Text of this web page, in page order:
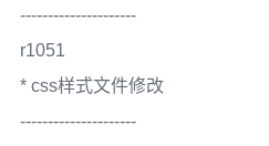
---------------------
r1051
* css样式文件修改
---------------------